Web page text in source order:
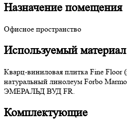
Назначение помещения
Офисное пространство
Используемый материал
Кварц-виниловая плитка Fine Floor
натуральный линолеум Forbo
ЭМЕРАЛЬД ВУД FR.
Комплектующие